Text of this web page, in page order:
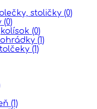
stoličky (0)
(0)
(0)
(1)
(1)
(1)